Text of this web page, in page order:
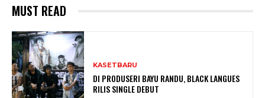
MUST READ
KASETBARU
DI PRODUSERI BAYU RANDU, BLACK LANGUES
RILIS SINGLE DEBUT